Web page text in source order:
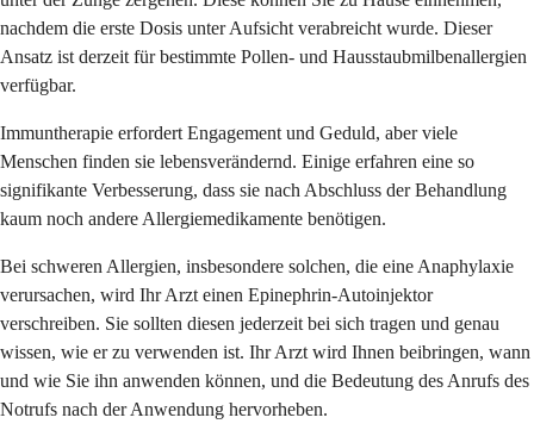
nachdem die erste Dosis unter Aufsicht verabreicht wurde. Dieser
Ansatz ist derzeit für bestimmte Pollen- und Hausstaubmilbenallergien
verfügbar.
Immuntherapie erfordert Engagement und Geduld, aber viele
Menschen finden sie lebensverändernd. Einige erfahren eine so
signifikante Verbesserung, dass sie nach Abschluss der Behandlung
kaum noch andere Allergiemedikamente benötigen.
Bei schweren Allergien, insbesondere solchen, die eine Anaphylaxie
verursachen, wird Ihr Arzt einen Epinephrin-Autoinjektor
verschreiben. Sie sollten diesen jederzeit bei sich tragen und genau
wissen, wie er zu verwenden ist. Ihr Arzt wird Ihnen beibringen, wann
und wie Sie ihn anwenden können, und die Bedeutung des Anrufs des
Notrufs nach der Anwendung hervorheben.